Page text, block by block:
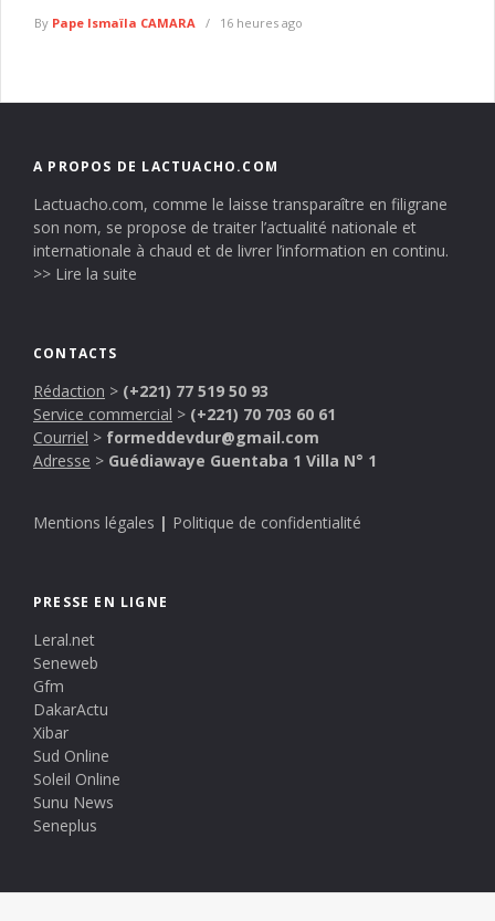
By Pape Ismaïla CAMARA 16 heures ago
A PROPOS DE LACTUACHO.COM
Lactuacho.com, comme le laisse transparaître en filigrane
son nom, se propose de traiter l’actualité nationale et
internationale à chaud et de livrer l’information en continu.
>> Lire la suite
CONTACTS
Rédaction > (+221) 77 519 50 93
Service commercial > (+221) 70 703 60 61
Courriel > formeddevdur@gmail.com
Adresse > Guédiawaye Guentaba 1 Villa N° 1
Mentions légales | Politique de confidentialité
PRESSE EN LIGNE
Leral.net
Seneweb
Gfm
DakarActu
Xibar
Sud Online
Soleil Online
Sunu News
Seneplus